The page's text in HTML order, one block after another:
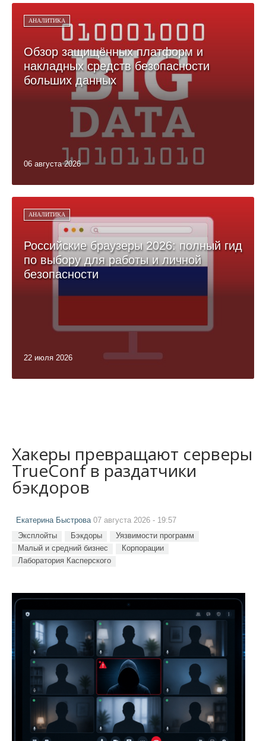
АНАЛИТИКА
Обзор защищённых платформ и
накладных средств безопасности
больших данных
06 августа 2026
АНАЛИТИКА
Российские браузеры 2026: полный гид
по выбору для работы и личной
безопасности
22 июля 2026
Хакеры превращают серверы
TrueConf в раздатчики
бэкдоров
Екатерина Быстрова 07 августа 2026 - 19:57
Эксплойты Бэкдоры
Уязвимости программ
Малый и средний бизнес
Корпорации
Лаборатория Касперского